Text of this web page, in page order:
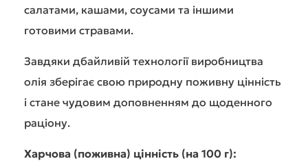
салатами, кашами, соусами та іншими
готовими стравами.
Завдяки дбайливій технології виробництва
олія зберігає свою природну поживну цінність
і стане чудовим доповненням до щоденного
раціону.
Харчова (поживна) цінність (на 100 г):